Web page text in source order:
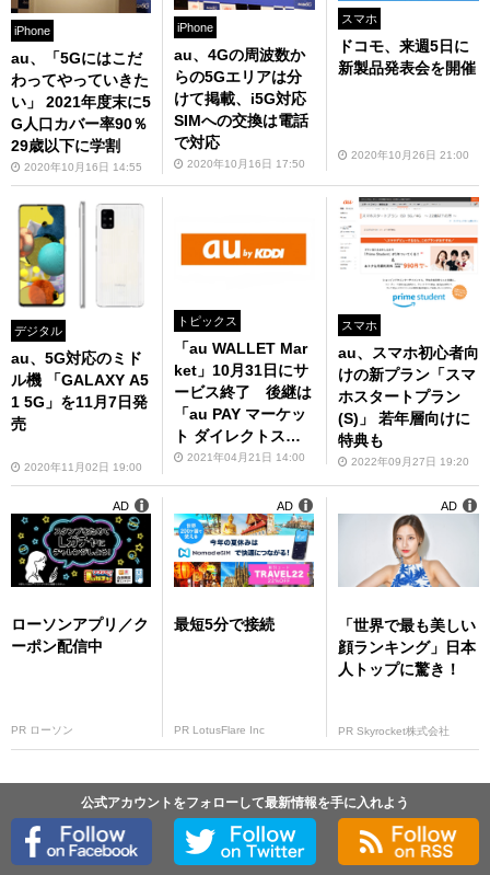
iPhone
au、「5Gにはこだ
わってやっていきた
い」 2021年度末に5
G人口カバー率90％
29歳以下に学割
2020年10月16日 14:55
iPhone
au、4Gの周波数か
らの5Gエリアは分
けて掲載、i5G対応
SIMへの交換は電話
で対応
2020年10月16日 17:50
スマホ
ドコモ、来週5日に
新製品発表会を開催
2020年10月26日 21:00
デジタル
au、5G対応のミド
ル機 「GALAXY A5
1 5G」を11月7日発
売
2020年11月02日 19:00
トピックス
「au WALLET Mar
ket」10月31日にサ
ービス終了 後継は
「au PAY マーケッ
ト ダイレクトスト
ア」に
2021年04月21日 14:00
スマホ
au、スマホ初心者向
けの新プラン「スマ
ホスタートプラン
(S)」 若年層向けに
特典も
2022年09月27日 19:20
ローソンアプリ／ク
ーポン配信中
PR ローソン
AD
最短5分で接続
PR LotusFlare Inc
AD
「世界で最も美しい
顔ランキング」日本
人トップに驚き！
PR Skyrocket株式会社
AD
公式アカウントをフォローして最新情報を手に入れよう